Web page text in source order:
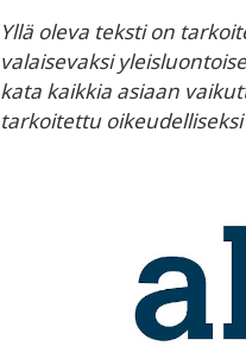
Yllä oleva teksti on
valaisevaksi
kata kaikkia asiaan
tarkoitettu